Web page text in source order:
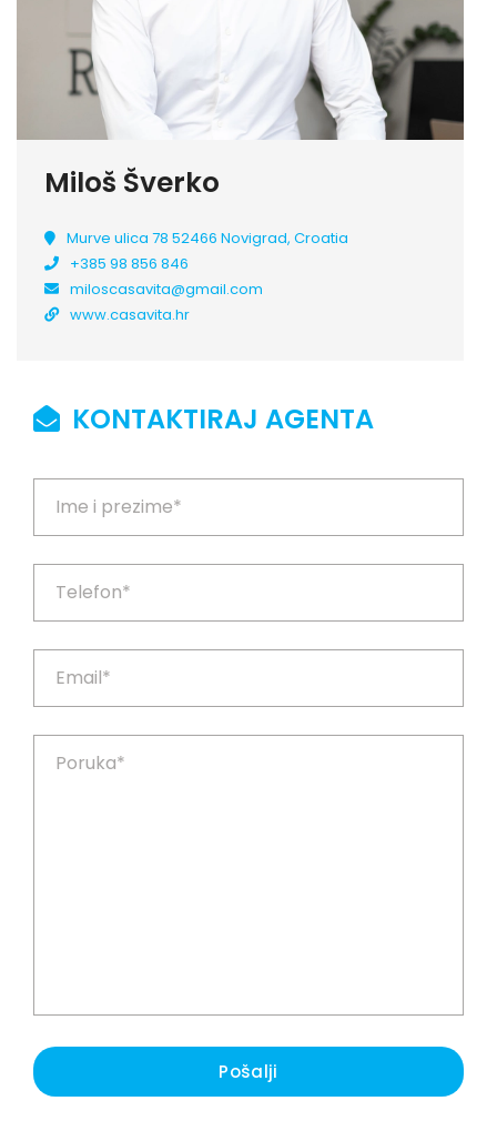
Miloš Šverko
Murve ulica 78 52466 Novigrad, Croatia
+385 98 856 846
miloscasavita@gmail.com
www.casavita.hr
KONTAKTIRAJ AGENTA
Pošalji